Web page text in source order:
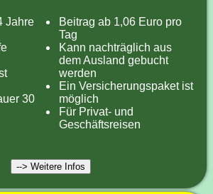
Jahre
30
Beitrag ab 1,06 Euro pro
Tag
Kann nachträglich aus
dem Ausland gebucht
werden
Ein Versicherungspaket ist
möglich
Für Privat- und
Geschäftsreisen
--> Weitere Infos